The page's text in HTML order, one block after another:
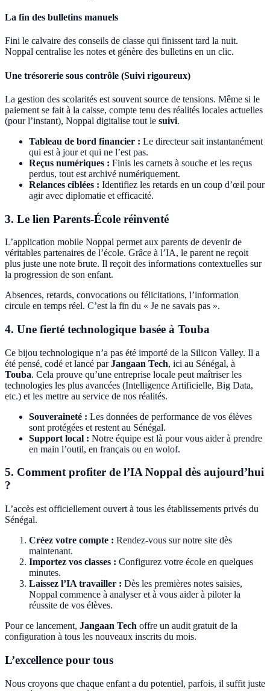
La fin des bulletins manuels
Fini le calvaire des conseils de classe qui finissent tard la nuit.
Noppal centralise les notes et génère des bulletins en un clic.
Une trésorerie sous contrôle (Suivi rigoureux)
La gestion des scolarités est souvent source de tensions. Même si le
paiement se fait à la caisse, compte tenu des réalités locales actuelles
(pour l’instant), Noppal digitalise tout le suivi.
Tableau de bord financier : Le directeur sait instantanément
qui est à jour et qui ne l’est pas.
Reçus numériques : Finis les carnets à souche et les reçus
perdus, tout est archivé numériquement.
Relances ciblées : Identifiez les retards en un coup d’œil pour
agir avec diplomatie et efficacité.
3. Le lien Parents-École réinventé
L’application mobile Noppal permet aux parents de devenir de
véritables partenaires de l’école. Grâce à l’IA, le parent ne reçoit
plus juste une note brute. Il reçoit des informations contextuelles sur
la progression de son enfant.
Absences, retards, convocations ou félicitations, l’information
circule en temps réel. C’est la fin du « Je ne savais pas ».
4. Une fierté technologique basée à Touba
Ce bijou technologique n’a pas été importé de la Silicon Valley. Il a
été pensé, codé et lancé parJangaan Tech, ici au Sénégal, à
Touba. Cela prouve qu’une entreprise locale peut maîtriser les
technologies les plus avancées (Intelligence Artificielle, Big Data,
etc.) et les mettre au service de nos réalités.
Souveraineté : Les données de performance de vos élèves
sont protégées et restent au Sénégal.
Support local : Notre équipe est là pour vous aider à prendre
en main l’outil, en français ou en wolof.
5. Comment profiter de l’IA Noppal dès aujourd’hui
?
L’accès est officiellement ouvert à tous les établissements privés du
Sénégal.
Créez votre compte : Rendez-vous sur notre site dès
maintenant.
Importez vos classes : Configurez votre école en quelques
minutes.
Laissez l’IA travailler : Dès les premières notes saisies,
Noppal commence à analyser et à vous aider à piloter la
réussite de vos élèves.
Pour ce lancement, Jangaan Tech offre un audit gratuit de la
configuration à tous les nouveaux inscrits du mois.
L’excellence pour tous
Nous croyons que chaque enfant a du potentiel, parfois, il suffit juste